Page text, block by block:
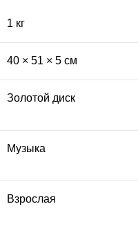
1 кг
40 × 51 × 5 см
Золотой диск
Музыка
Взрослая